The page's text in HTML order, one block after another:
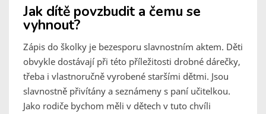
Jak dítě povzbudit a čemu se
vyhnout?
Zápis do školky je bezesporu slavnostním aktem. Děti
obvykle dostávají při této příležitosti drobné dárečky,
třeba i vlastnoručně vyrobené staršími dětmi. Jsou
slavnostně přivítány a seznámeny s paní učitelkou.
Jako rodiče bychom měli v dětech v tuto chvíli